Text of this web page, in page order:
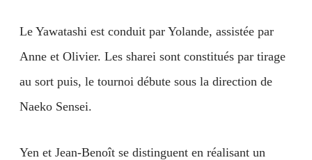
Le Yawatashi est conduit par Yolande, assistée par
Anne et Olivier. Les sharei sont constitués par tirage
au sort puis, le tournoi débute sous la direction de
Naeko Sensei.
Yen et Jean-Benoît se distinguent en réalisant un